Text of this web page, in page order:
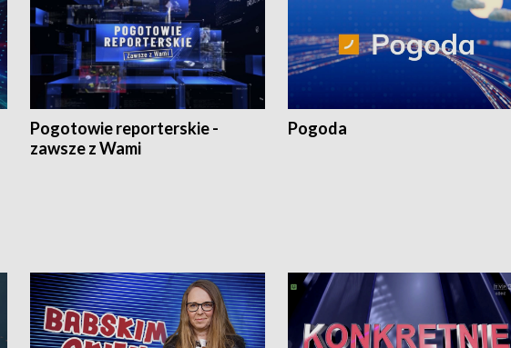
Pogotowie reporterskie -
zawsze z Wami
Pogoda